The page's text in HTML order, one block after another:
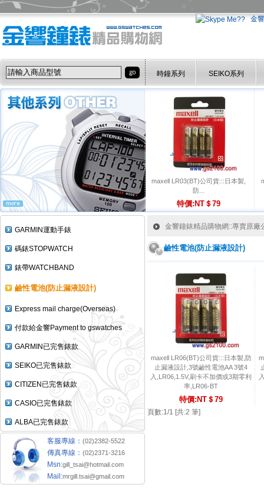
金
時鐘系列 SEIKO系列
maxell LR03(BT)公司貨:::日本製,
防...
特價:NT＄79
GARMIN運動手錶
碼錶STOPWATCH
錶帶WATCHBAND
鹼性電池(防止漏液設計)
Express mail charge(Overseas)
付款給金響Payment to gswatches
GARMIN已完售錶款
SEIKO已完售錶款
CITIZEN已完售錶款
CASIO已完售錶款
ALBA已完售錶款
客服專線： (02)2382-5522
傳真專線： (02)2371-3216
Msn:gill_tsai@hotmail.com
Mail:mrgill.tsai@gmail.com
金響鐘錶精品購物網::專賣原廠
鹼性電池(防止漏液設計)
maxell LR06(BT)公司貨:::日本製,防
止漏液設計,3號鹼性電池AA 3號4
入,LR06,1.5V,刷卡不加價或3期零利
率,LR06-BT
特價:NT＄79
頁數:1/1 [共:2 筆]